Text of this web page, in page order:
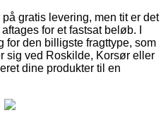
gratis levering, men tit er det
for et fastsat beløb. I
for den billigste fragttype, som
sig ved Roskilde, Korsør eller
dine produkter til en